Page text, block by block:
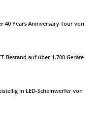
40 Years Anniversary Tour von
Bestand auf über 1.700 Geräte
in LED-Scheinwerfer von